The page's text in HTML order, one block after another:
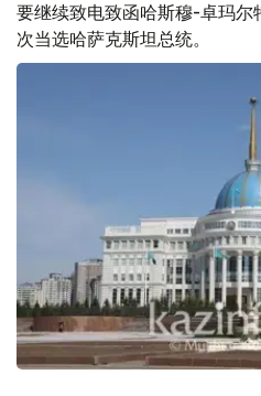
要继续致电致函哈斯穆-卓玛尔
次当选哈萨克斯坦总统。